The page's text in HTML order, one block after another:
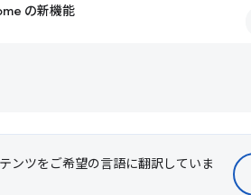
の新機能
ンツをご希望の言語に翻訳していま